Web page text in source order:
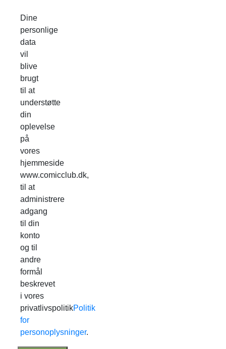
Dine
personlige
data
vil
blive
brugt
til at
understøtte
din
oplevelse
på
vores
hjemmeside
www.comicclub.dk,
til at
administrere
adgang
til din
konto
og til
andre
formål
beskrevet
i vores
privatlivspolitikPolitik
for
personoplysninger.